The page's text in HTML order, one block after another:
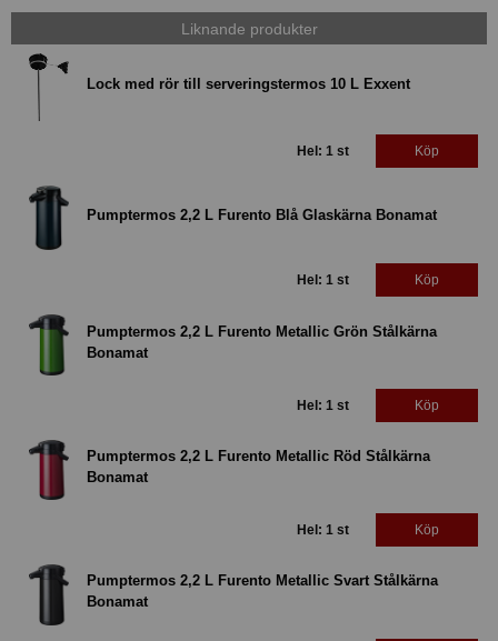
Liknande produkter
Lock med rör till serveringstermos 10 L Exxent
Hel: 1 st Köp
Pumptermos 2,2 L Furento Blå Glaskärna Bonamat
Hel: 1 st Köp
Pumptermos 2,2 L Furento Metallic Grön Stålkärna
Bonamat
Hel: 1 st Köp
Pumptermos 2,2 L Furento Metallic Röd Stålkärna
Bonamat
Hel: 1 st Köp
Pumptermos 2,2 L Furento Metallic Svart Stålkärna
Bonamat